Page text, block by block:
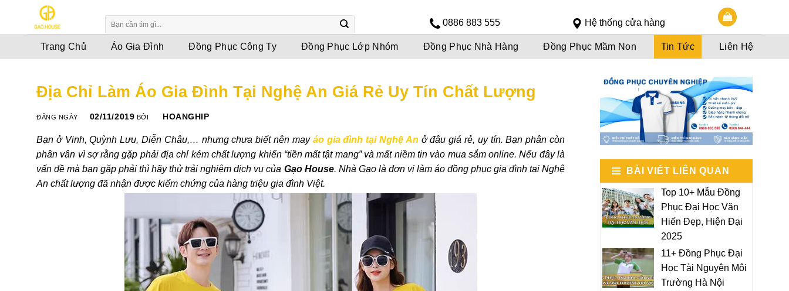
content
0886 883 555 Hệ thống cửa hàng
Trang Chủ Áo Gia Đình Đồng Phục Công Ty Đồng Phục Lớp Nhóm Đồng Phục Nhà Hàng Đồng Phục Mầm Non Tin Tức Liên Hệ
Địa Chỉ Làm Áo Gia Đình Tại Nghệ An Giá Rẻ Uy Tín Chất Lượng
ĐĂNG NGÀY 02/11/2019 BỞI HOANGHIP
Bạn ở Vinh, Quỳnh Lưu, Diễn Châu,… nhưng chưa biết nên may áo gia đình tại Nghệ An ở đâu giá rẻ, uy tín. Bạn phân còn
phân vân vì sợ rằng gặp phải địa chỉ kém chất lượng khiến “tiền mất tật mang” và mất niềm tin vào mua sắm online. Nếu đây là
vấn đề mà bạn gặp phải thì hãy thử trải nghiệm dịch vụ của Gạo House. Nhà Gạo là đơn vị làm áo đồng phục gia đình tại Nghệ
An chất lượng đã nhận được kiểm chứng của hàng triệu gia đình Việt.
BÀI VIẾT LIÊN QUAN
Top 10+ Mẫu Đồng
Phục Đại Học Văn
Hiến Đẹp, Hiện Đại
2025
11+ Đồng Phục Đại
Học Tài Nguyên Môi
Trường Hà Nội